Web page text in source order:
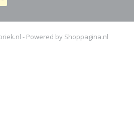
- Powered by Shoppagina.nl